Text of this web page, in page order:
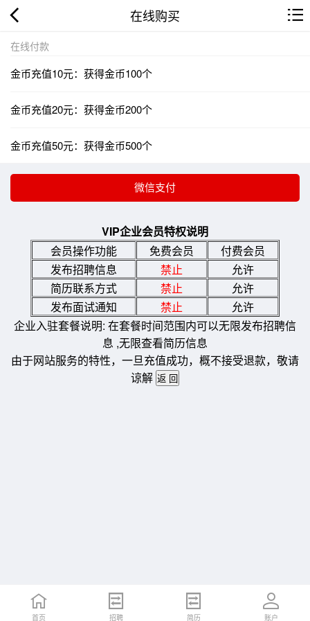
在线购买
在线付款
金币充值10元：获得金币100个
金币充值20元：获得金币200个
金币充值50元：获得金币500个
VIP企业会员特权说明
会员操作功能
免费会员
付费会员
发布招聘信息
禁止
允许
简历联系方式
禁止
允许
发布面试通知
禁止
允许
企业入驻套餐说明: 在套餐时间范围内可以无限发布招聘信
息 ,无限查看简历信息
由于网站服务的特性，一旦充值成功，概不接受退款，敬请
谅解
首页 招聘 简历 账户